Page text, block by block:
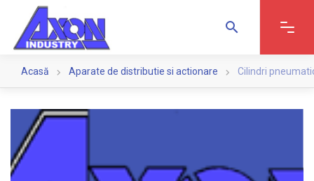
search search
Acasă Aparate de distributie si actionare Cilindri